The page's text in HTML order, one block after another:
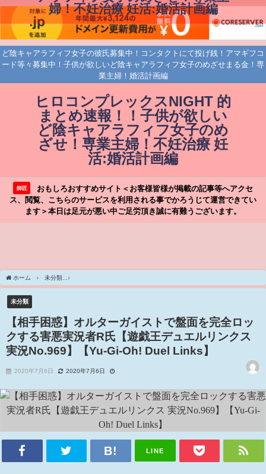
ど陰キャアラフィフ女子の彼氏募集中！コンタクトにて投げ銭！アマギフコ
ード等々募集中！子供が欲しいど陰キャアラフィフ女子のめざせまる金！専
業主婦！婚活計画編
ヒロコンプレックスNIGHT 的
まとめ速報！！子供が欲しい
ど陰キャアラフィフ女子のめ
ざせ！専業主婦！不妊治療 妊
活:婚活計画編
婦！不妊治療 妊活:婚活計画編
師匠
おもしろおすすめサイト＜お客様皆様が掲載の記事等へアクセ
ス、閲覧、こちらのサービスを利用される事でかろうじて運営できてい
ます＞本日は足元が悪い中ご足労頂き誠に有難うございます。
ホーム 未分類
未分類
【相手困惑】オルターガイストで盤面を完全ロッ
クする害悪実況者R氏【遊戯王デュエルリンクス
実況No.969】【Yu-Gi-Oh! Duel Links】
2020年7月6日 2020年7月6日
LINE